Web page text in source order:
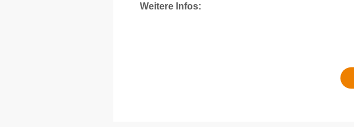
Weitere Infos: